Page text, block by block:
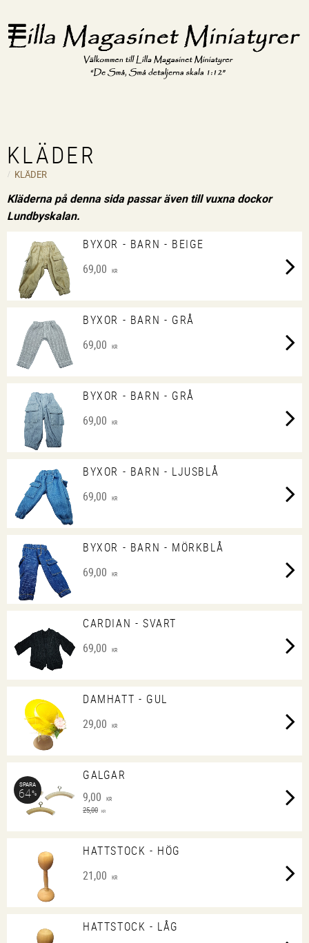
KLÄDER
KLÄDER
Kläderna på denna sida passar även till vuxna dockor
Lundbyskalan.
BYXOR - BARN - BEIGE
69,00
KR
BYXOR - BARN - GRÅ
69,00
KR
BYXOR - BARN - GRÅ
69,00
KR
BYXOR - BARN - LJUSBLÅ
69,00
KR
BYXOR - BARN - MÖRKBLÅ
69,00
KR
CARDIAN - SVART
69,00
KR
DAMHATT - GUL
29,00
KR
GALGAR
9,00
KR
25,00 KR
SPARA
64%
HATTSTOCK - HÖG
21,00
KR
HATTSTOCK - LÅG